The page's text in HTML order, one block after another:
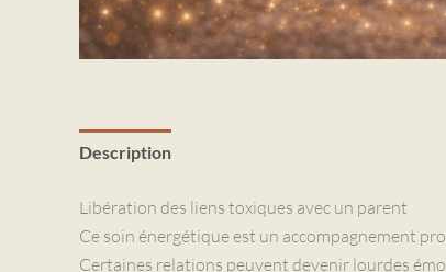
Description
Libération des liens toxiques avec un parent
Ce soin énergétique est un accompagnement
Certaines relations peuvent devenir lourdes